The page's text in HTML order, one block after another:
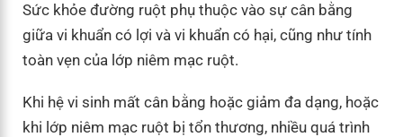
Sức khỏe đường ruột phụ thuộc vào sự cân bằng
giữa vi khuẩn có lợi và vi khuẩn có hại, cũng như tính
toàn vẹn của lớp niêm mạc ruột.
Khi hệ vi sinh mất cân bằng hoặc giảm đa dạng, hoặc
khi lớp niêm mạc ruột bị tổn thương, nhiều quá trình